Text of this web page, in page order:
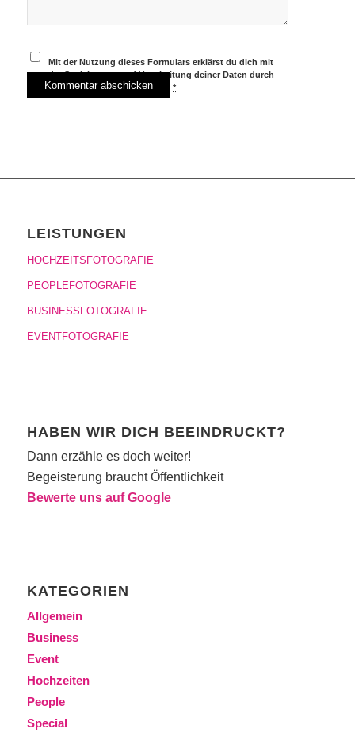
Mit der Nutzung dieses Formulars erklärst du dich mit
der Speicherung und Verarbeitung deiner Daten durch
diese Website einverstanden.*
LEISTUNGEN
HOCHZEITSFOTOGRAFIE
PEOPLEFOTOGRAFIE
BUSINESSFOTOGRAFIE
EVENTFOTOGRAFIE
HABEN WIR DICH BEEINDRUCKT?
Dann erzähle es doch weiter!
Begeisterung braucht Öffentlichkeit
Bewerte uns auf Google
KATEGORIEN
Allgemein
Business
Event
Hochzeiten
People
Special